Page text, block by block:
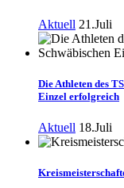
Aktuell 21.Juli
Die Athleten des
Einzel erfolgreich
Aktuell 18.Juli